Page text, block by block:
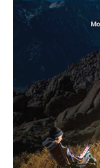
Нийтэлсэн: